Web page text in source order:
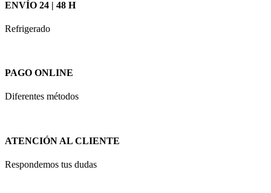
ENVÍO 24 | 48 H
Refrigerado
PAGO ONLINE
Diferentes métodos
ATENCIÓN AL CLIENTE
Respondemos tus dudas